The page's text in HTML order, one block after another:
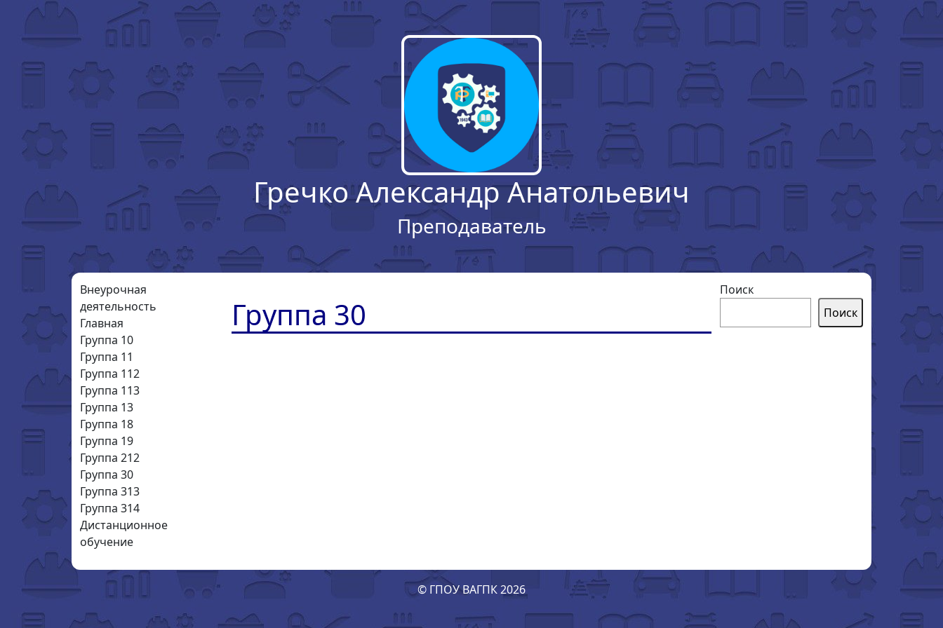
Гречко Александр Анатольевич
Преподаватель
Внеурочная
деятельность
Главная
Группа 10
Группа 11
Группа 112
Группа 113
Группа 13
Группа 18
Группа 19
Группа 212
Группа 30
Группа 313
Группа 314
Дистанционное
обучение
Группа 30
Поиск
Поиск
© ГПОУ ВАГПК 2026